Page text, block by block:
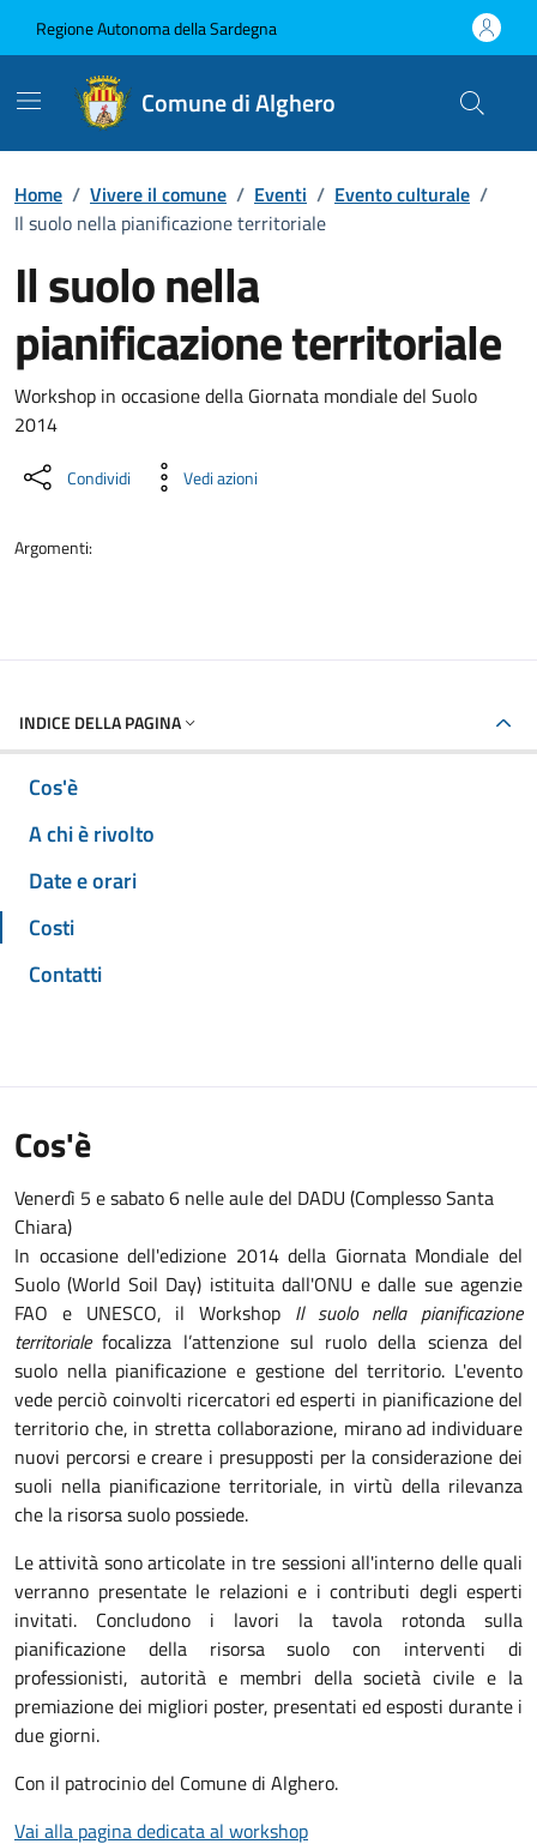
Regione Autonoma della Sardegna
Comune di Alghero
Home / Vivere il comune / Eventi / Evento culturale /
Il suolo nella pianificazione territoriale
Il suolo nella
pianificazione territoriale
Dettaglio dell'evento
Workshop in occasione della Giornata mondiale del Suolo
2014
Condividi Vedi azioni
Argomenti:
INDICE DELLA PAGINA
Cos'è
A chi è rivolto
Date e orari
Costi
Contatti
Cos'è
Venerdì 5 e sabato 6 nelle aule del DADU (Complesso Santa
Chiara)
In occasione dell'edizione 2014 della Giornata Mondiale del
Suolo (World Soil Day) istituita dall'ONU e dalle sue agenzie
FAO e UNESCO, il Workshop Il suolo nella pianificazione
territorialefocalizza l’attenzione sul ruolo della scienza del
suolo nella pianificazione e gestione del territorio. L'evento
vede perciò coinvolti ricercatori ed esperti in pianificazione del
territorio che, in stretta collaborazione, mirano ad individuare
nuovi percorsi e creare i presupposti per la considerazione dei
suoli nella pianificazione territoriale, in virtù della rilevanza
che la risorsa suolo possiede.
Le attività sono articolate in tre sessioni all'interno delle quali
verranno presentate le relazioni e i contributi degli esperti
invitati. Concludono i lavori la tavola rotonda sulla
pianificazione della risorsa suolo con interventi di
professionisti, autorità e membri della società civile e la
premiazione dei migliori poster, presentati ed esposti durante i
due giorni.
Con il patrocinio del Comune di Alghero.
Vai alla pagina dedicata al workshop